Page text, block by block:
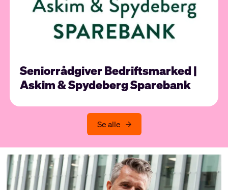
Seniorrådgiver Bedriftsmarked |
Askim & Spydeberg Sparebank
Se alle